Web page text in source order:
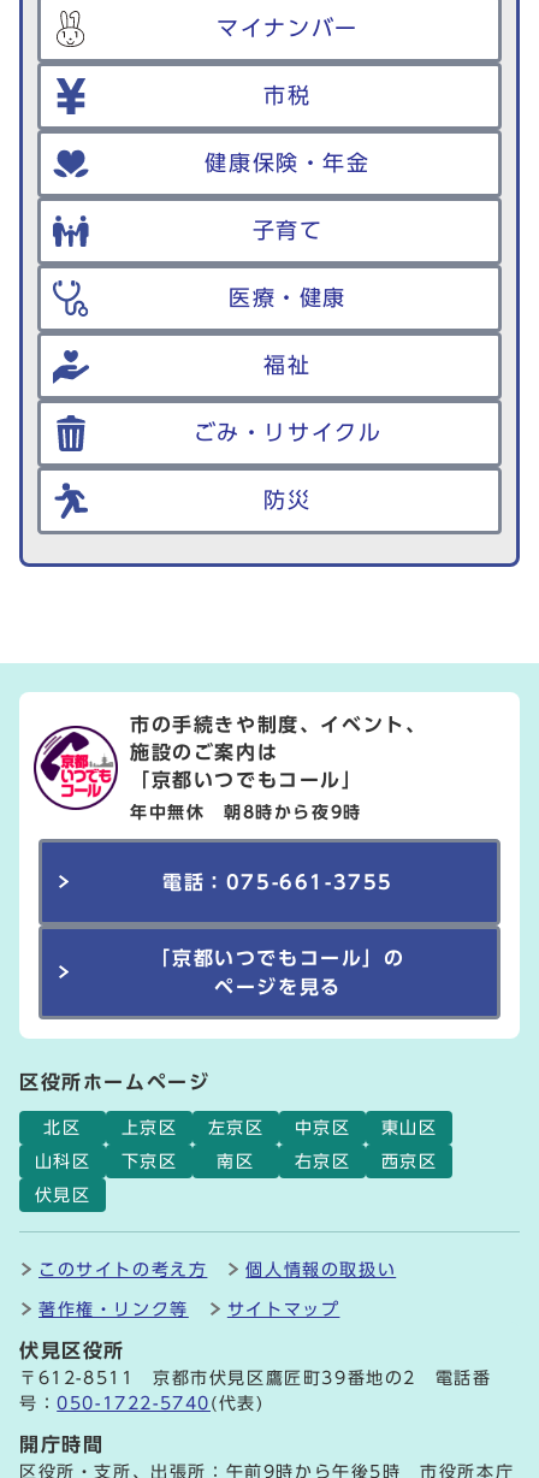
マイナンバー
市税
健康保険・年金
子育て
医療・健康
福祉
ごみ・リサイクル
防災
市の手続きや制度、イベント、
施設のご案内は
「京都いつでもコール」
年中無休 朝8時から夜9時
電話：075-661-3755
「京都いつでもコール」の
ページを見る
区役所ホームページ
北区 上京区 左京区 中京区
東山区
山科区
下京区 南区 右京区
西京区
伏見区
このサイトの考え方 個人情報の取扱い
著作権・リンク等 サイトマップ
伏見区役所
〒612-8511 京都市伏見区鷹匠町39番地の2 電話番
号：050-1722-5740 (代表)
開庁時間
区役所・支所、出張所：午前9時から午後5時 市役所本庁